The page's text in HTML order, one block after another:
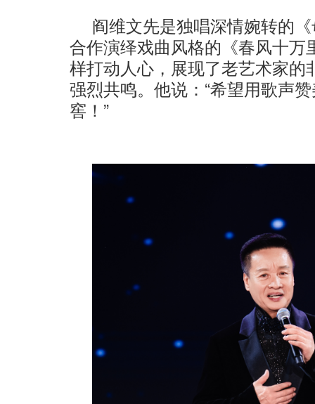
阎维文先是独唱深情婉转的
合作演绎戏曲风格的《春风十
样打动人心，展现了老艺术家
强烈共鸣。他说：“希望用歌声
窖！”